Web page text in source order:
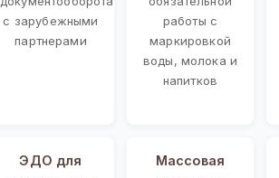
с зарубежными
партнерами
работы с
маркировкой
воды, молока и
напитков
ЭДО для
Массовая